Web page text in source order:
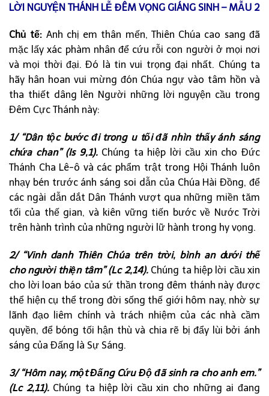
LỜI NGUYỆN THÁNH LỄ ĐÊM VỌNG GIÁNG SINH – MẪU 2
Chủ tế: Anh chị em thân mến, Thiên Chúa cao sang đã
mặc lấy xác phàm nhân để cứu rỗi con người ở mọi nơi
và mọi thời đại. Đó là tin vui trọng đại nhất. Chúng ta
hãy hân hoan vui mừng đón Chúa ngự vào tâm hồn và
tha thiết dâng lên Người những lời nguyện cầu trong
Đêm Cực Thánh này:
1/ “Dân tộc bước đi trong u tối đã nhìn thấy ánh sáng
chứa chan” (Is 9,1). Chúng ta hiệp lời cầu xin cho Đức
Thánh Cha Lê-ô và các phẩm trật trong Hội Thánh luôn
nhạy bén trước ánh sáng soi dẫn của Chúa Hài Đồng, để
các ngài dẫn dắt Dân Thánh vượt qua những miền tăm
tối của thế gian, và kiên vững tiến bước về Nước Trời
trên hành trình của những người lữ hành trong hy vọng.
2/ “Vinh danh Thiên Chúa trên trời, bình an dưới thế
cho người thiện tâm” (Lc 2,14).Chúng ta hiệp lời cầu xin
cho lời loan báo của sứ thần trong đêm thánh này được
thể hiện cụ thể trong đời sống thế giới hôm nay, nhờ sự
lãnh đạo liêm chính và trách nhiệm của các nhà cầm
quyền, để bóng tối hận thù và chia rẽ bị đẩy lùi bởi ánh
sáng của Đấng là Sự Sáng.
3/ “Hôm nay, một Đấng Cứu Độ đã sinh ra cho anh em.”
(Lc 2,11).Chúng ta hiệp lời cầu xin cho những ai đang